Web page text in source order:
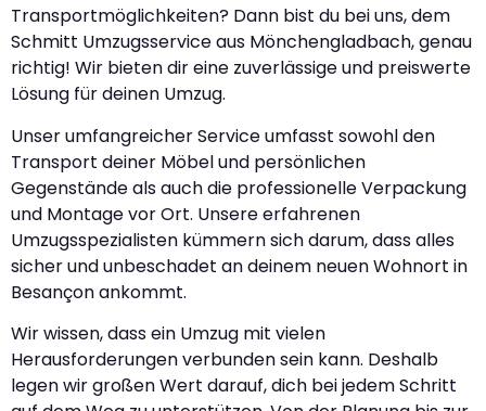
Transportmöglichkeiten? Dann bist du bei uns, dem
Schmitt Umzugsservice aus Mönchengladbach, genau
richtig! Wir bieten dir eine zuverlässige und preiswerte
Lösung für deinen Umzug.
Unser umfangreicher Service umfasst sowohl den
Transport deiner Möbel und persönlichen
Gegenstände als auch die professionelle Verpackung
und Montage vor Ort. Unsere erfahrenen
Umzugsspezialisten kümmern sich darum, dass alles
sicher und unbeschadet an deinem neuen Wohnort in
Besançon ankommt.
Wir wissen, dass ein Umzug mit vielen
Herausforderungen verbunden sein kann. Deshalb
legen wir großen Wert darauf, dich bei jedem Schritt